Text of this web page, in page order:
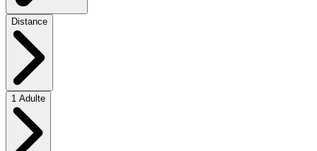
Distance
1 Adulte